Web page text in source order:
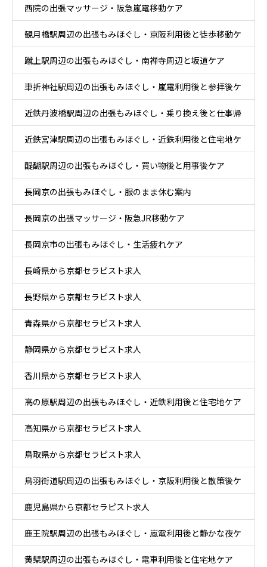
西院の出張マッサージ・阪急嵐電移動ケア
観月橋駅周辺の出張もみほぐし・京阪利用後と徒歩移動ケ
ア
蹴上駅周辺の出張もみほぐし・南禅寺周辺と坂道ケア
車折神社駅周辺の出張もみほぐし・嵐電利用後と参拝後ケ
ア
近鉄丹波橋駅周辺の出張もみほぐし・乗り換え後と仕事帰
りケア
近鉄宮津駅周辺の出張もみほぐし・近鉄利用後と住宅地ケ
ア
醍醐駅周辺の出張もみほぐし・買い物後と用事後ケア
長岡京の出張もみほぐし・服のまま休む案内
長岡京の出張マッサージ・阪急JR移動ケア
長岡京市の出張もみほぐし・生活疲れケア
長崎県から京都セラピスト求人
長野県から京都セラピスト求人
青森県から京都セラピスト求人
静岡県から京都セラピスト求人
香川県から京都セラピスト求人
高の原駅周辺の出張もみほぐし・近鉄利用後と住宅地ケア
高知県から京都セラピスト求人
鳥取県から京都セラピスト求人
鳥羽街道駅周辺の出張もみほぐし・京阪利用後と散策後ケ
ア
鹿児島県から京都セラピスト求人
鹿王院駅周辺の出張もみほぐし・嵐電利用後と静かな夜ケ
ア
黄檗駅周辺の出張もみほぐし・電車利用後と住宅地ケア